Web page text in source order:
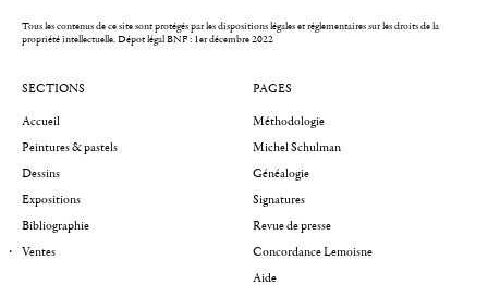
Tous les contenus de ce site sont protégés par les dispositions légales et réglementaires sur les droits de la
propriété intellectuelle.Dépot légal BNF : 1er décembre 2022
SECTIONS
Accueil
Peintures & pastels
Dessins
Expositions
Bibliographie
Ventes
PAGES
Méthodologie
Michel Schulman
Généalogie
Signatures
Revue de presse
Concordance Lemoisne
Aide